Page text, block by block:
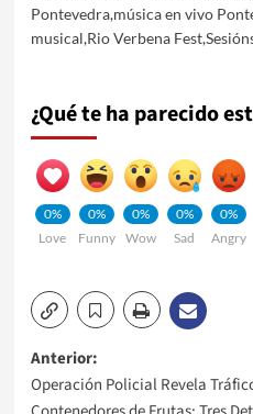
Pontevedra,música en vivo
musical,Rio Verbena Fest,
¿Qué te ha parecido
0%
Love
0%
Funny
0%
Wow
0%
Sad
0%
Angry
Navegación
Anterior:
Operación Policial Revela